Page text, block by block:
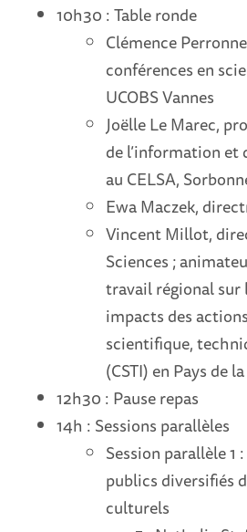
10h30 : Table ronde
Clémence
conférences en
UCOBS Vannes
Joëlle Le Marec,
de l’information
au CELSA,
Ewa Maczek,
Vincent Millot,
Sciences ;
travail régional sur
impacts des
scientifique,
(CSTI) en Pays de
12h30 : Pause repas
14h : Sessions parallèles
Session parallèle 1
publics diversifiés
culturels